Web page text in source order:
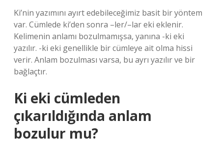
Ki’nin yazımını ayırt edebileceğimiz basit bir yöntem
var. Cümlede ki’den sonra –ler/–lar eki eklenir.
Kelimenin anlamı bozulmamışsa, yanına -ki eki
yazılır. -ki eki genellikle bir cümleye ait olma hissi
verir. Anlam bozulması varsa, bu ayrı yazılır ve bir
bağlaçtır.
Ki eki cümleden
çıkarıldığında anlam
bozulur mu?